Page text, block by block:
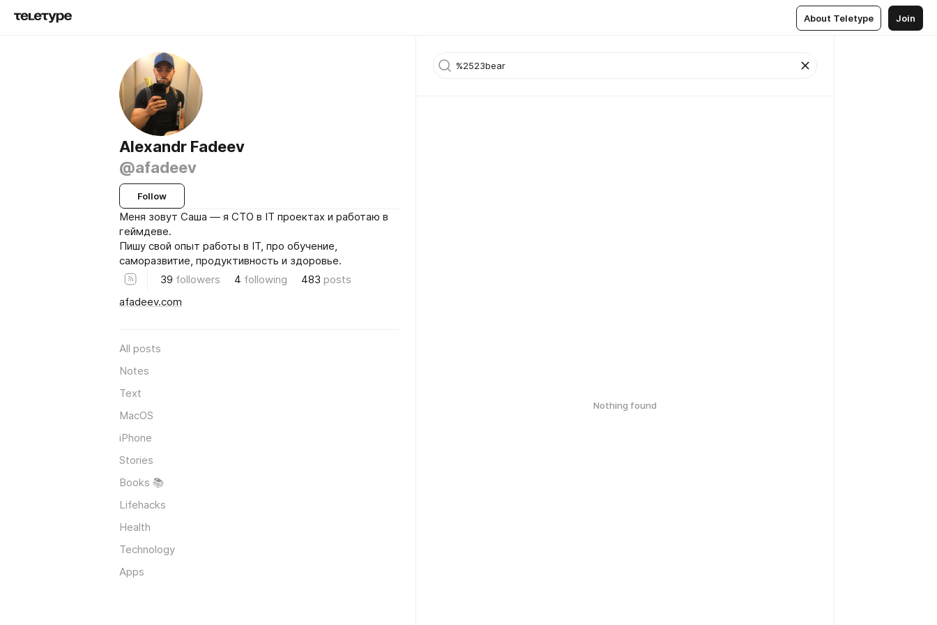
About Teletype Join
Alexandr Fadeev
@afadeev
Follow
Меня зовут Саша — я CTO в IT проектах и работаю в
геймдеве.
Пишу свой опыт работы в IT, про обучение,
саморазвитие, продуктивность и здоровье.
39 followers 4 following 483 posts
afadeev.com
All posts
Notes
Text
MacOS
iPhone
Stories
Books 📚
Lifehacks
Health
Technology
Apps
Nothing found